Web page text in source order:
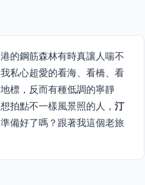
的鋼筋森林有時真讓人喘不
私心超愛的看海、看橋、看
標，反而有種低調的寧靜
拍點不一樣風景照的人， 汀
備好了嗎？跟著我這個老旅